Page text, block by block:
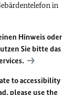
in
Hinweis oder
Sie bitte das
to accessibility
please use the